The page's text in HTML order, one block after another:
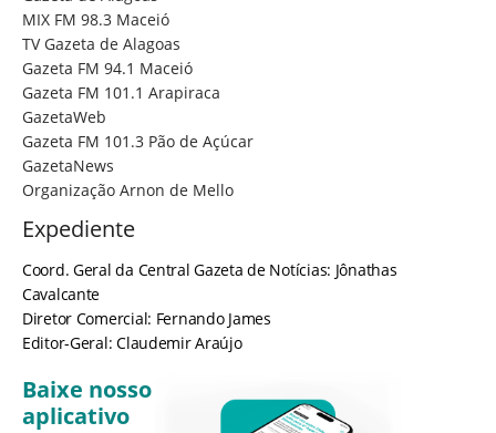
MIX FM 98.3 Maceió
TV Gazeta de Alagoas
Gazeta FM 94.1 Maceió
Gazeta FM 101.1 Arapiraca
GazetaWeb
Gazeta FM 101.3 Pão de Açúcar
GazetaNews
Organização Arnon de Mello
Expediente
Coord. Geral da Central Gazeta de Notícias: Jônathas
Cavalcante
Diretor Comercial: Fernando James
Editor-Geral: Claudemir Araújo
Baixe nosso
aplicativo